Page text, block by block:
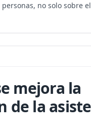
no solo sobre
mejora la
de la